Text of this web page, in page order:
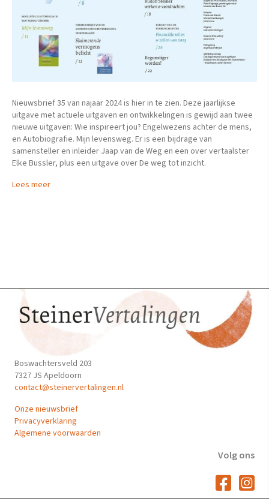
Nieuwsbrief 35 van najaar 2024 is hier in te zien. Deze jaarlijkse
uitgave met actuele uitgaven en ontwikkelingen is gewijd aan twee
nieuwe uitgaven: Wie inspireert jou? Engelwezens achter de mens,
en Autobiografie. Mijn levensweg. Er is een bijdrage van
samensteller en inleider Jaap van de Weg en een over vertaalster
Elke Bussler, plus een uitgave over De weg tot inzicht.
Lees meer
Boswachtersveld 203
7327 JS Apeldoorn
contact@steinervertalingen.nl
Onze nieuwsbrief
Privacyverklaring
Algemene voorwaarden
Volg ons